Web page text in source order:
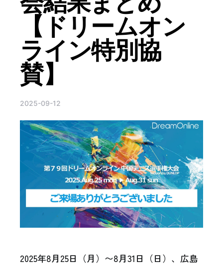
【ドリームオン
ライン特別協
賛】
2025-09-12
2025年8月25日（月）〜8月31日（日）、広島